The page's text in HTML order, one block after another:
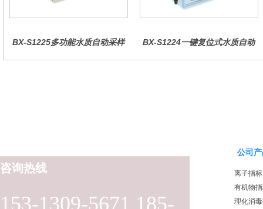
BX-S1225多功能水质自动采样
BX-S1224一键复位式水质自动
153-1309-5671 185-
咨询热线
公司
离子指标
有机物
理化消